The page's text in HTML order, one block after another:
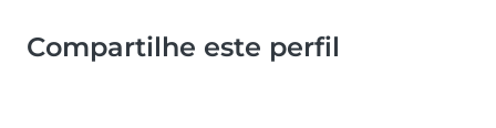
Compartilhe este perfil